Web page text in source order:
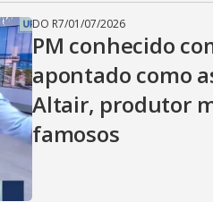
DO R7/01/07/2026
PM conhecido
apontado como
Altair, produtor
famosos